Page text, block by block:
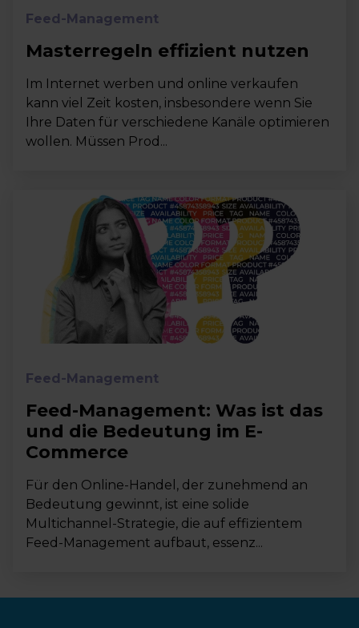
Feed-Management
Masterregeln effizient nutzen
Im Internet werben und online verkaufen
kann viel Zeit kosten, insbesondere wenn Sie
Ihre Daten für verschiedene Kanäle optimieren
wollen. Müssen Prod...
Feed-Management
Feed-Management: Was ist das
und die Bedeutung im E-
Commerce
Für den Online-Handel, der zunehmend an
Bedeutung gewinnt, ist eine solide
Multichannel-Strategie, die auf effizientem
Feed-Management aufbaut, essenz...